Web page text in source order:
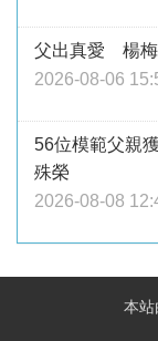
父出真愛 楊梅
2026-08-06
56位模範父親
殊榮
2026-08-08
本站